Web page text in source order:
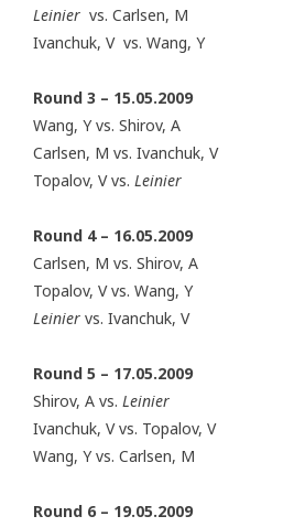
Leinier vs. Carlsen, M
Ivanchuk, V vs. Wang, Y
Round 3 – 15.05.2009
Wang, Y vs. Shirov, A
Carlsen, M vs. Ivanchuk, V
Topalov, V vs. Leinier
Round 4 – 16.05.2009
Carlsen, M vs. Shirov, A
Topalov, V vs. Wang, Y
Leinier vs. Ivanchuk, V
Round 5 – 17.05.2009
Shirov, A vs. Leinier
Ivanchuk, V vs. Topalov, V
Wang, Y vs. Carlsen, M
Round 6 – 19.05.2009